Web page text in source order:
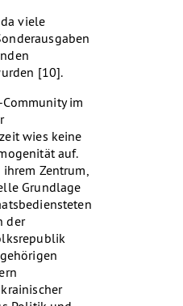
viele
[10].
im
wies keine
auf.
Zentrum,
Grundlage
der